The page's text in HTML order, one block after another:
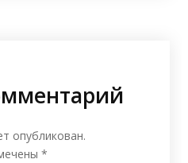
опубликован.
*